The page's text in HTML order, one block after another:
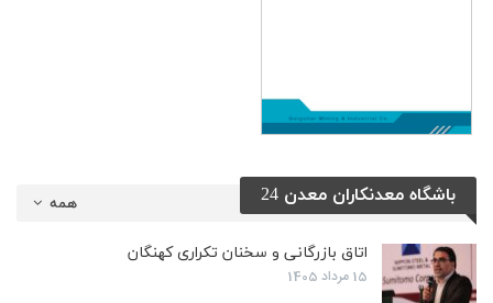
همه باشگاه معدنکاران معدن 24
اتاق بازرگانی و سخنان تکراری کهنگان
15 مرداد 1405